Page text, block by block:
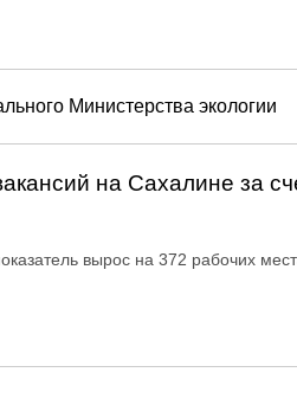
Министерства экологии
на Сахалине за
вырос на 372 рабочих